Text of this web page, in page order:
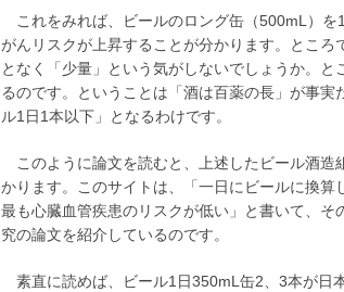
これをみれば、ビールのロング缶（500mL）を
がんリスクが上昇することが分かります。とこ
となく「少量」という気がしないでしょうか。
るのです。ということは「酒は百薬の長」が事
ル1日1本以下」となるわけです。
このように論文を読むと、上述したビール酒造
かります。このサイトは、「一日にビールに換算
最も心臓血管疾患のリスクが低い」と書いて、
究の論文を紹介しているのです。
素直に読めば、ビール1日350mL缶2、3本が日